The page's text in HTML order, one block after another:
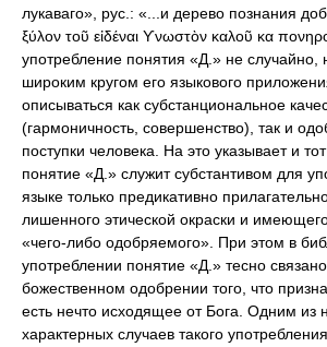
лукаваго», рус.: «...и дерево познания
ξύλον τοῦ εἰδέναι ϒνωστὸν καλοῦ κα
употребление понятия «Д.» не случайно,
широким кругом его языкового
описываться как субстанциональное
(гармоничность, совершенство), так и
поступки человека. На это указывает и
понятие «Д.» служит субстантивом для
языке только предикативно
лишенного этической окраски и
«чего-либо одобряемого». При этом в
употреблении понятие «Д.» тесно
божественном одобрении того, что
есть нечто исходящее от Бога. Одним из
характерных случаев такого